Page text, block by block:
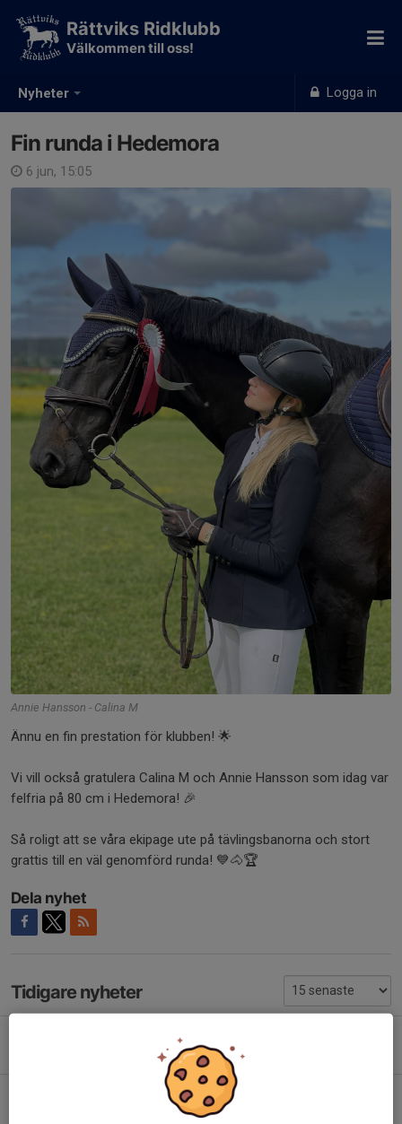
Nyheter Logga in
Rättviks Ridklubb
Välkommen till oss!
Fin runda i Hedemora
6 jun, 15:05
Annie Hansson - Calina M
Ännu en fin prestation för klubben! 🌟
Vi vill också gratulera Calina M och Annie Hansson som idag var
felfria på 80 cm i Hedemora! 🎉
Så roligt att se våra ekipage ute på tävlingsbanorna och stort
grattis till en väl genomförd runda! 💙🐴🏆
Dela nyhet
Tidigare nyheter
Dörrarna öppnas – välkommen på invigning!
Uteritt, Torsdag 6/8